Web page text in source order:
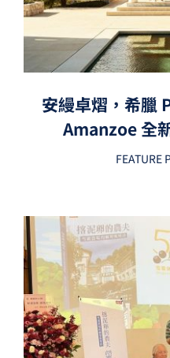
安縵卓熠，希臘
Amanzoe 全
FEATURE